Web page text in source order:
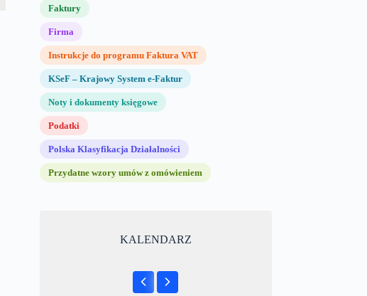
Faktury
Firma
Instrukcje do programu Faktura VAT
KSeF – Krajowy System e-Faktur
Noty i dokumenty księgowe
Podatki
Polska Klasyfikacja Działalności
Przydatne wzory umów z omówieniem
KALENDARZ